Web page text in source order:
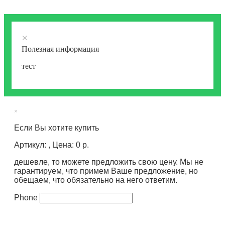
×
Полезная информация
тест
×
Если Вы хотите купить
Артикул: , Цена: 0 р.
дешевле, то можете предложить свою цену. Мы не
гарантируем, что примем Ваше предложение, но
обещаем, что обязательно на него ответим.
Phone